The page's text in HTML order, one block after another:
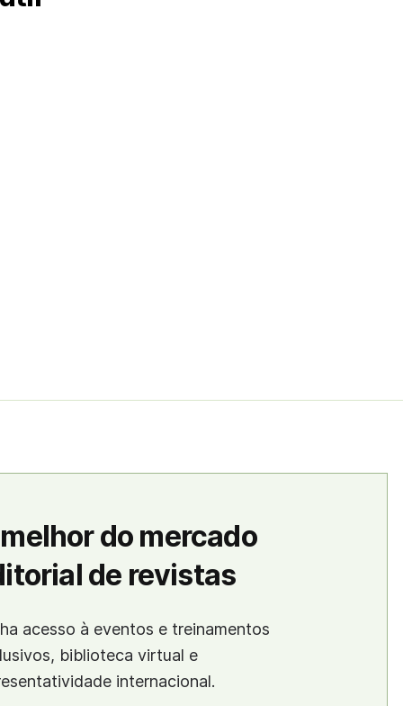
do mercado
de revistas
acesso à eventos e treinamentos
biblioteca virtual e
internacional.